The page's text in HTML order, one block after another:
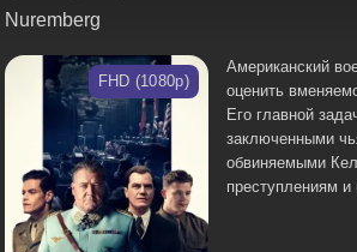
Nuremberg
FHD (1080p)
Американский
оценить
Его главной
заключенными
обвиняемыми
преступлениям и